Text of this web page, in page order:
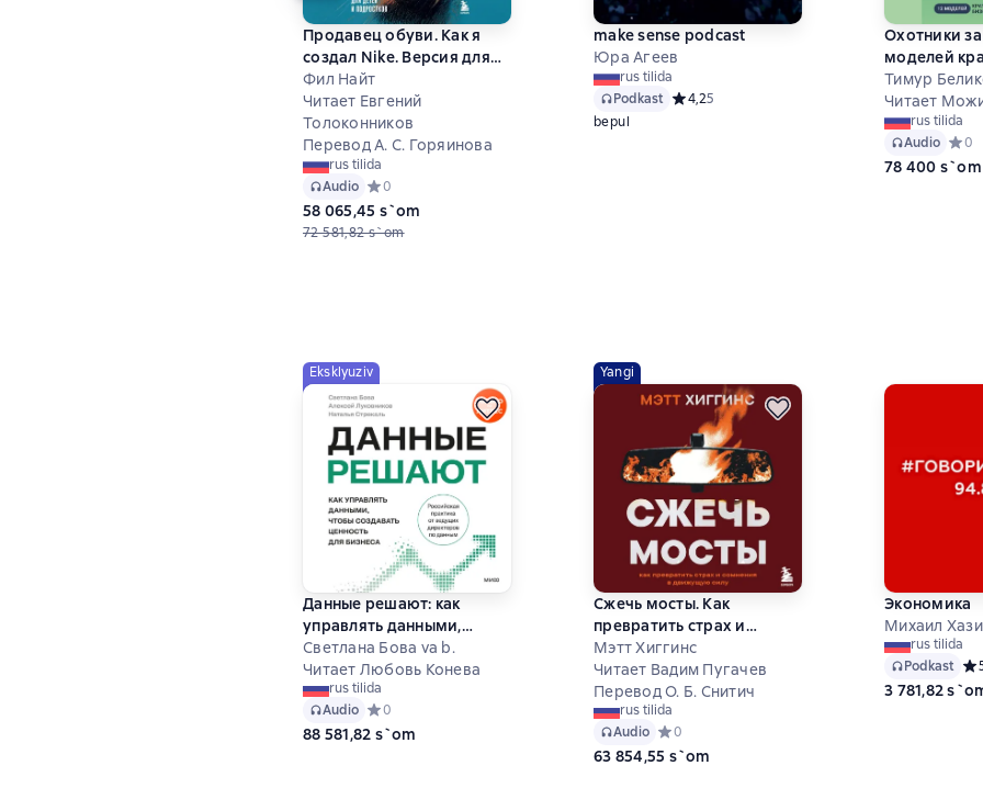
Продавец обуви. Как я
создал Nike. Версия для
детей и подростков
Фил Найт
Читает Евгений
Толоконников
Перевод А. С. Горяинова
rus tilida
Audio Средний рейтинг 0 на основе 0 оценок
0
58 065,45 s`om
72 581,82 s`om
make sense podcast
Юра Агеев
rus tilida
Podkast Средний рейтинг 4,2 на основе 5 оценок
4,25
bepul
Охотники
моделей
бизнеса и
Тимур
Читает
rus tilida
Audio
0
78 400 s`om
Eksklyuziv
Данные решают: как
управлять данными,
чтобы создавать ценность
для бизнеса
Светлана Бова va b.
Читает Любовь Конева
rus tilida
Audio Средний рейтинг 0 на основе 0 оценок
0
88 581,82 s`om
Yangi
Сжечь мосты. Как
превратить страх и
сомнения в движущую
силу
Мэтт Хиггинс
Читает Вадим Пугачев
Перевод О. Б. Снитич
rus tilida
Audio Средний рейтинг 0 на основе 0 оценок
0
63 854,55 s`om
Экономика
Михаил
rus tilida
Podkast
3 781,82